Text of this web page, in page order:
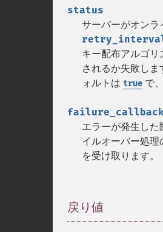
status
サーバーがオンラ
キー配布アルゴ
されるか失敗し
ォルトは true で
エラーが発生し
イルオーバー処
を受け取ります。
戻り値